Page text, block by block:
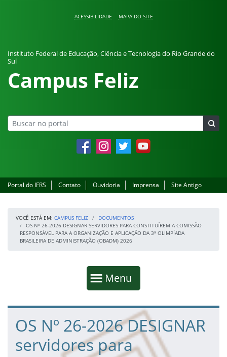
ACESSIBILIDADE MAPA DO SITE
Instituto Federal de Educação, Ciência e Tecnologia do Rio Grande do
Sul
Campus Feliz
FacebookInstagramTwitter YouTube
Portal do IFRS Contato Ouvidoria Imprensa Site Antigo
VOCÊ ESTÁ EM: CAMPUS FELIZ
DOCUMENTOS
OS Nº 26-2026 DESIGNAR SERVIDORES PARA CONSTITUÍREM A COMISSÃO
RESPONSÁVEL PARA A ORGANIZAÇÃO E APLICAÇÃO DA 3ª OLIMPÍADA
BRASILEIRA DE ADMINISTRAÇÃO (OBADM) 2026
Mostrar
Menu
Fim da navegação
Início do conteúdo
OS Nº 26-2026 DESIGNAR
servidores para